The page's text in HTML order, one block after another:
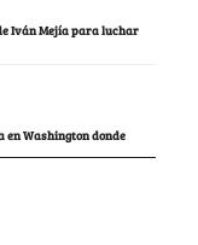
Iván Mejía para luchar
en Washington donde